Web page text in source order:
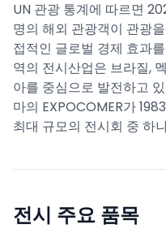
UN 관광 통계에 따르면
명의 해외 관광객이 관광
접적인 글로벌 경제 효과
역의 전시산업은 브라질,
아를 중심으로 발전하고
마의 EXPOCOMER가
최대 규모의 전시회 중 하
전시 주요 품목